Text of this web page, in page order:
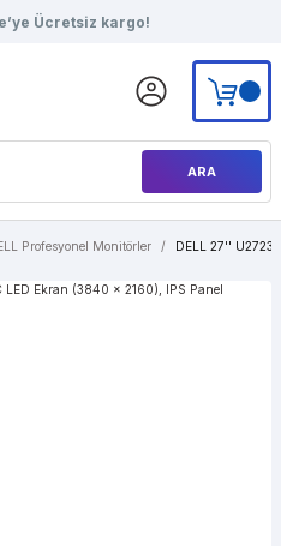
Ücretsiz kargo!
ARA
Profesyonel Monitörler DELL 27''